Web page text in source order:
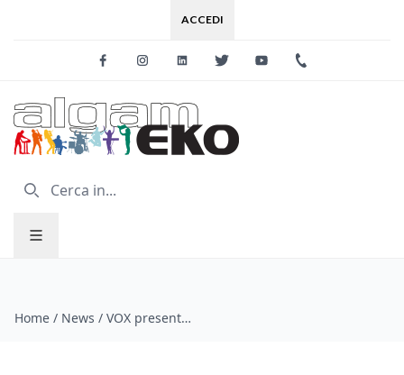
ACCEDI
FacebookInstagramLinkedinTwitter Youtube
Home / News / VOX presenta la versione 3.05 dell'apprezzato software JamVOX III